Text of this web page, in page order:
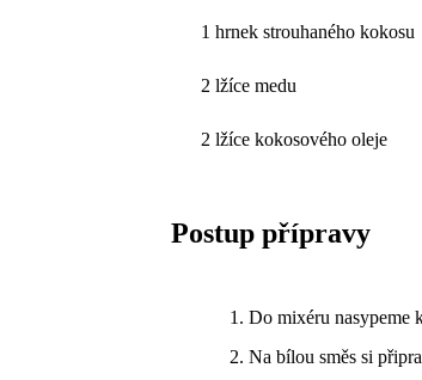
1 hrnek strouhaného kokosu
2 lžíce medu
2 lžíce kokosového oleje
Postup přípravy
Do mixéru nasypeme
Na bílou směs si